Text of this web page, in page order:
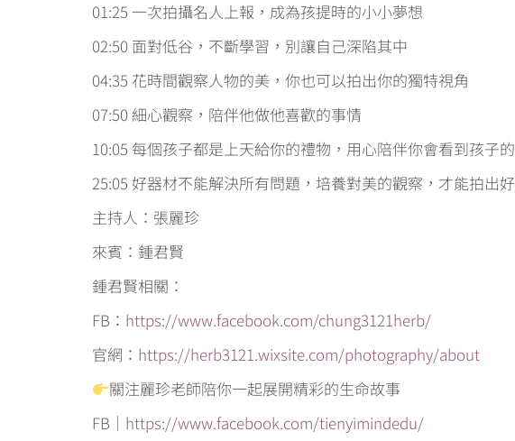
01:25 一次拍攝名人上報，成為孩提時的小小夢想
02:50 面對低谷，不斷學習，別讓自己深陷其中
04:35 花時間觀察人物的美，你也可以拍出你的獨特視角
07:50 細心觀察，陪伴他做他喜歡的事情
10:05 每個孩子都是上天給你的禮物，用心陪伴你會看到孩子
25:05 好器材不能解決所有問題，培養對美的觀察，才能拍出
主持人：張麗珍
來賓：鍾君賢
鍾君賢相關：
FB： https://www.facebook.com/chung3121herb/
官網： https://herb3121.wixsite.com/photography/about
關注麗珍老師陪你一起展開精彩的生命故事
FB｜ https://www.facebook.com/tienyimindedu/